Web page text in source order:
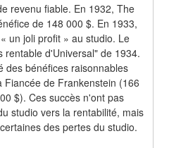
revenu fiable. En 1932, The
de 148 000 $. En 1933,
un joli profit » au studio. Le
rentable d'Universal" de 1934.
des bénéfices raisonnables
de Frankenstein (166
$). Ces succès n'ont pas
studio vers la rentabilité, mais
des pertes du studio.